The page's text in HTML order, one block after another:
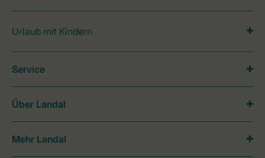
Urlaub mit Kindern
Service
Über Landal
Mehr Landal